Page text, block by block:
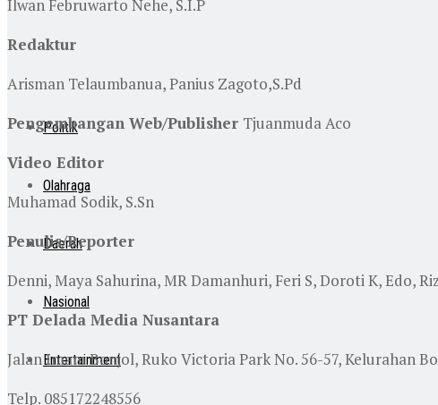
Politik
Olahraga
Daerah
Nasional
Entertainment
Ilwan Februwarto Nehe, S.I.P
Redaktur
Arisman Telaumbanua, Panius Zagoto,S.Pd
Pengembangan Web/Publisher Tjuanmuda Aco
Video Editor
Muhamad Sodik, S.Sn
Penulis/Reporter
Denni, Maya Sahurina, MR Damanhuri, Feri S, Doroti K, Edo,
PT Delada Media Nusantara
Jalan Imam Bonjol, Ruko Victoria Park No. 56-57, Kelurahan
Telp. 085172248556